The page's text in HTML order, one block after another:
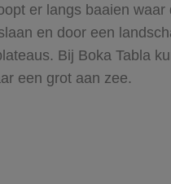
er langs baaien waar
en door een
Bij Boka Tabla
een grot aan zee.